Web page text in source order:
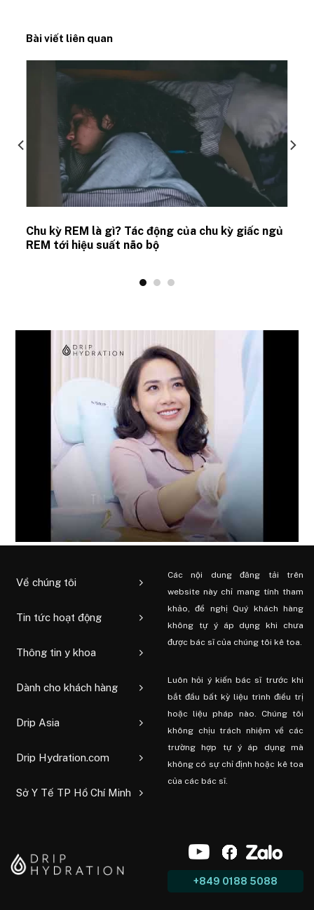
Bài viết liên quan
Chu kỳ REM là gì? Tác động của chu kỳ giấc ngủ
REM tới hiệu suất não bộ
Về chúng tôi
Tin tức hoạt động
Thông tin y khoa
Dành cho khách hàng
Drip Asia
Drip Hydration.com
Sở Y Tế TP Hồ Chí Minh
Các nội dung đăng tải trên
website này chỉ mang tính tham
khảo, đề nghị Quý khách hàng
không tự ý áp dụng khi chưa
được bác sĩ của chúng tôi kê toa.
Luôn hỏi ý kiến ​​bác sĩ trước khi
bắt đầu bất kỳ liệu trình điều trị
hoặc liệu pháp nào. Chúng tôi
không chịu trách nhiệm về các
trường hợp tự ý áp dụng mà
không có sự chỉ định hoặc kê toa
của các bác sĩ.
+849 0188 5088